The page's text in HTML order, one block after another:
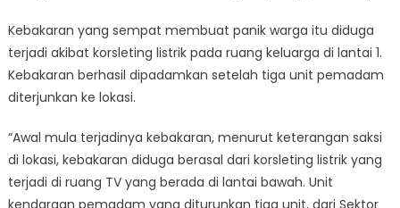
Kebakaran yang sempat membuat panik warga itu diduga
terjadi akibat korsleting listrik pada ruang keluarga di lantai 1.
Kebakaran berhasil dipadamkan setelah tiga unit pemadam
diterjunkan ke lokasi.
“Awal mula terjadinya kebakaran, menurut keterangan saksi
di lokasi, kebakaran diduga berasal dari korsleting listrik yang
terjadi di ruang TV yang berada di lantai bawah. Unit
kendaraan pemadam yang diturunkan tiga unit, dari Sektor